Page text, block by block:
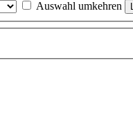
Auswahl umkehren